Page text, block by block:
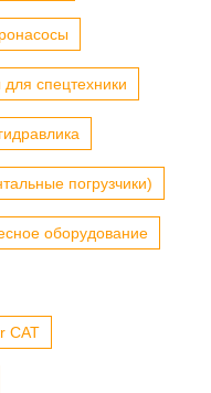
спецтехники
погрузчики)
оборудование
CAT